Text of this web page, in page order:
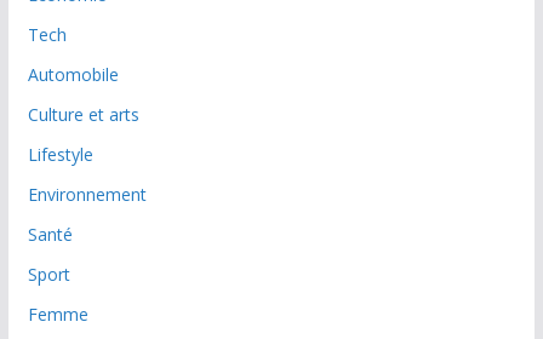
Tech
Automobile
Culture et arts
Lifestyle
Environnement
Santé
Sport
Femme